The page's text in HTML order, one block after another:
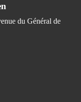
du Général de